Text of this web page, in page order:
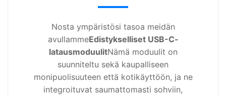
Nosta ympäristösi tasoa meidän
avullammeEdistykselliset USB-C-
latausmoduulitNämä moduulit on
suunniteltu sekä kaupalliseen
monipuolisuuteen että kotikäyttöön, ja ne
integroituvat saumattomasti sohviin,